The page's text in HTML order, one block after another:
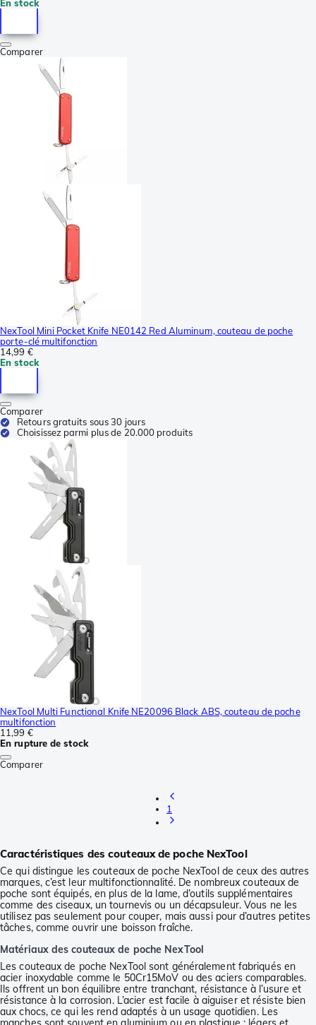
En stock
Comparer
NexTool Mini Pocket Knife NE0142 Red Aluminum, couteau de poche
porte-clé multifonction
14,99 €
En stock
Comparer
Retours gratuits sous 30 jours
Choisissez parmi plus de 20.000 produits
NexTool Multi Functional Knife NE20096 Black ABS, couteau de poche
multifonction
11,99 €
En rupture de stock
Comparer
1
Caractéristiques des couteaux de poche NexTool
Ce qui distingue les couteaux de poche NexTool de ceux des autres
marques, c’est leur multifonctionnalité. De nombreux couteaux de
poche sont équipés, en plus de la lame, d’outils supplémentaires
comme des ciseaux, un tournevis ou un décapsuleur. Vous ne les
utilisez pas seulement pour couper, mais aussi pour d’autres petites
tâches, comme ouvrir une boisson fraîche.
Matériaux des couteaux de poche NexTool
Les couteaux de poche NexTool sont généralement fabriqués en
acier inoxydable comme le 50Cr15MoV ou des aciers comparables.
Ils offrent un bon équilibre entre tranchant, résistance à l’usure et
résistance à la corrosion. L’acier est facile à aiguiser et résiste bien
aux chocs, ce qui les rend adaptés à un usage quotidien. Les